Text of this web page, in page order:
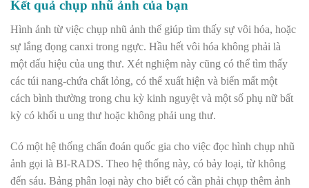
Kết quả chụp nhũ ảnh của bạn
Hình ảnh từ việc chụp nhũ ảnh thể giúp tìm thấy sự vôi hóa, hoặc
sự lắng đọng canxi trong ngực. Hầu hết vôi hóa không phải là
một dấu hiệu của ung thư. Xét nghiệm này cũng có thể tìm thấy
các túi nang-chứa chất lỏng, có thể xuất hiện và biến mất một
cách bình thường trong chu kỳ kinh nguyệt và một số phụ nữ bất
kỳ có khối u ung thư hoặc không phải ung thư.
Có một hệ thống chẩn đoán quốc gia cho việc đọc hình chụp nhũ
ảnh gọi là BI-RADS. Theo hệ thống này, có bảy loại, từ không
đến sáu. Bảng phân loại này cho biết có cần phải chụp thêm ảnh